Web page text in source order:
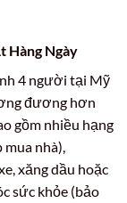
Hàng Ngày
4 người tại Mỹ
đương hơn
gồm nhiều hạng
nhà),
xăng dầu hoặc
sức khỏe (bảo